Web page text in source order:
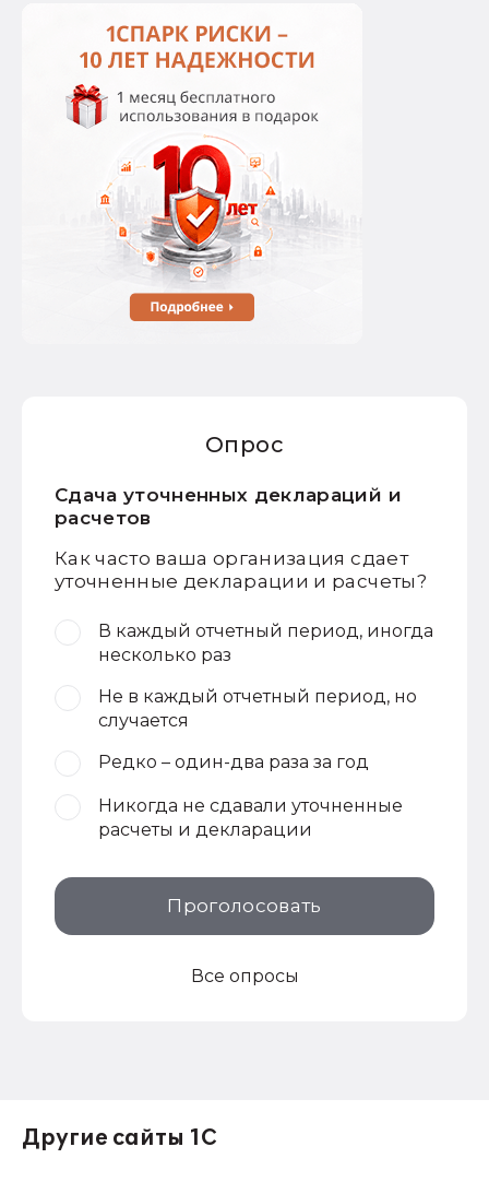
Опрос
Сдача уточненных деклараций и
расчетов
Как часто ваша организация сдает
уточненные декларации и расчеты?
В каждый отчетный период, иногда
несколько раз
Не в каждый отчетный период, но
случается
Редко – один-два раза за год
Никогда не сдавали уточненные
расчеты и декларации
Проголосовать
Все опросы
Другие сайты 1С